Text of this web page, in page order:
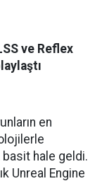
ve Reflex
en
basit hale geldi.
Unreal Engine